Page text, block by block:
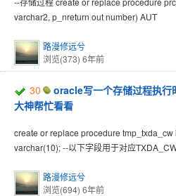
varchar2, p_nreturn out number) AUT
路漫修远兮
浏览(373) 6年前
30
oracle写一个存储过程执行
大神帮忙看看
create or replace procedure tmp_txda_cw
varchar(10); --以下字段用于对应
路漫修远兮
浏览(694) 6年前